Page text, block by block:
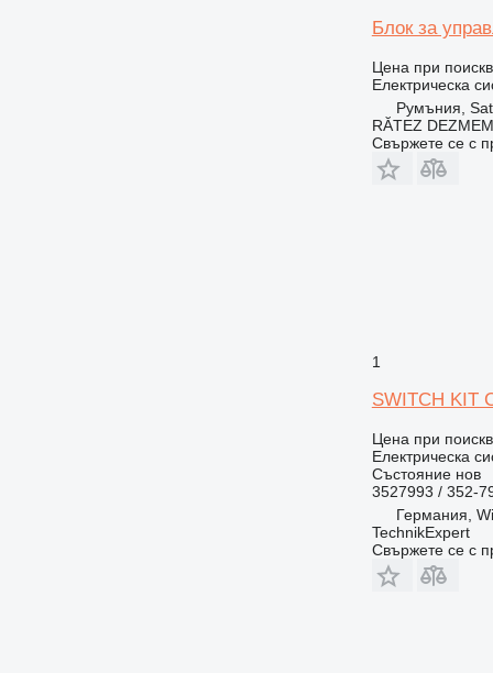
Блок за
Цена при
Електрическа
Румъния,
RĂTEZ
Свържете се с
1
SWITCH KIT
Цена при
Електрическа
Състояниенов
3527993 / 352-
Германия,
TechnikExpert
Свържете се с